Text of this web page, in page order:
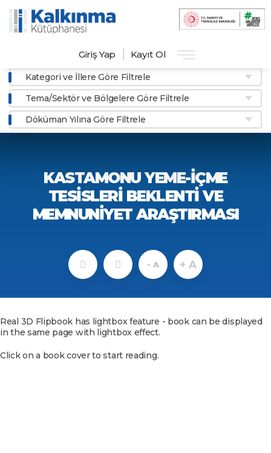
Giriş Yap Kayıt Ol
Kategori ve İllere Göre Filtrele
Tema/Sektör ve Bölgelere Göre Filtrele
Döküman Yılına Göre Filtrele
KASTAMONU YEME-İÇME
TESİSLERİ BEKLENTİ VE
MEMNUNİYET ARAŞTIRMASI
- A + A
Real 3D Flipbook has lightbox feature - book can be displayed
in the same page with lightbox effect.
Click on a book cover to start reading.